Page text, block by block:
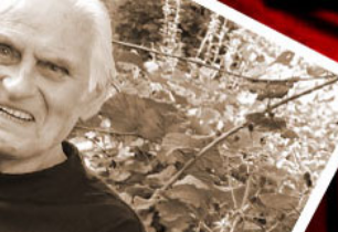
e. V.